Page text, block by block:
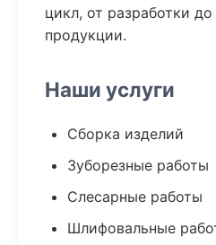
цикл, от разработки
продукции.
Наши услуги
Сборка изделий
Зуборезные работы
Слесарные работы
Шлифовальные